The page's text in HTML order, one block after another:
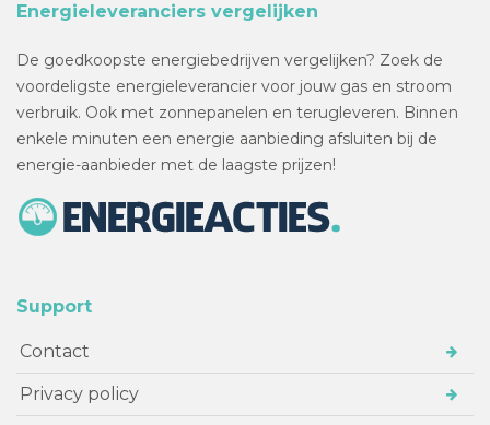
Energieleveranciers vergelijken
De goedkoopste energiebedrijven vergelijken? Zoek de
voordeligste energieleverancier voor jouw gas en stroom
verbruik. Ook met zonnepanelen en terugleveren. Binnen
enkele minuten een energie aanbieding afsluiten bij de
energie-aanbieder met de laagste prijzen!
Support
Contact
Privacy policy